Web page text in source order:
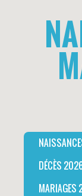
DÉCÈS
MARIAGES